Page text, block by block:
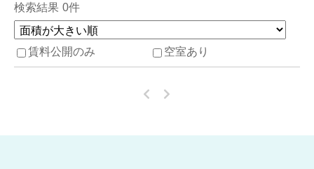
検索結果 0件
賃料公開のみ 空室あり